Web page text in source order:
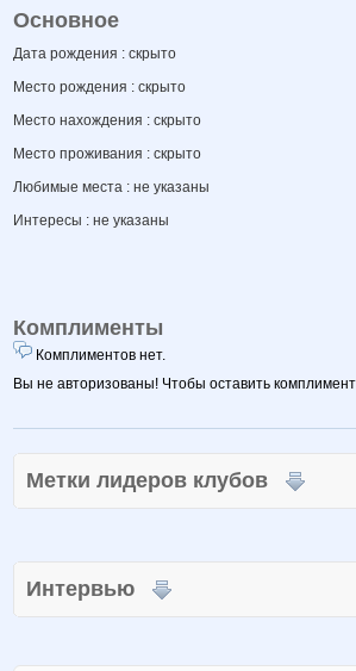
Основное
Дата рождения : скрыто
Место рождения : скрыто
Место нахождения : скрыто
Место проживания : скрыто
Любимые места : не указаны
Интересы : не указаны
Комплименты
Комплиментов нет.
Вы не авторизованы! Чтобы оставить
Метки лидеров клубов
Интервью